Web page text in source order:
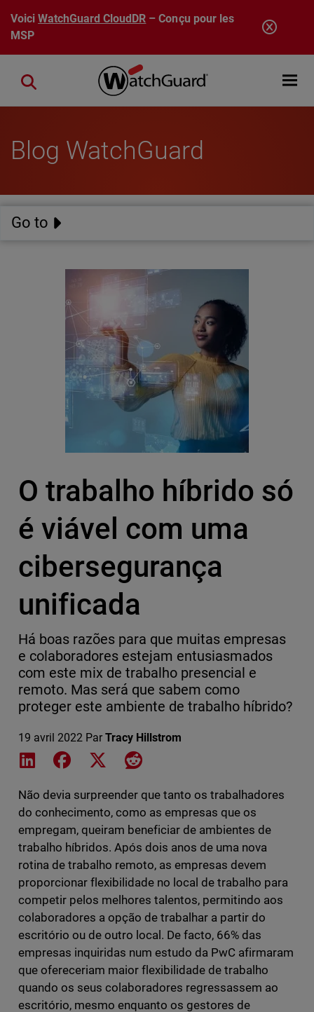
Aller au contenu principal
VoiciWatchGuard CloudDR – Conçu pour les
MSP
Open
Close search
Blog WatchGuard
Go to
O trabalho híbrido só
é viável com uma
cibersegurança
unificada
Há boas razões para que muitas empresas
e colaboradores estejam entusiasmados
com este mix de trabalho presencial e
remoto. Mas será que sabem como
proteger este ambiente de trabalho híbrido?
19 avril 2022 Par Tracy Hillstrom
Share on LinkedIn
Share on Facebook
Share on XShare on Reddit
Não devia surpreender que tanto os trabalhadores
do conhecimento, como as empresas que os
empregam, queiram beneficiar de ambientes de
trabalho híbridos. Após dois anos de uma nova
rotina de trabalho remoto, as empresas devem
proporcionar flexibilidade no local de trabalho para
competir pelos melhores talentos, permitindo aos
colaboradores a opção de trabalhar a partir do
escritório ou de outro local. De facto, 66% das
empresas inquiridas num estudo da PwC afirmaram
que ofereceriam maior flexibilidade de trabalho
quando os seus colaboradores regressassem ao
escritório, mesmo enquanto os gestores de